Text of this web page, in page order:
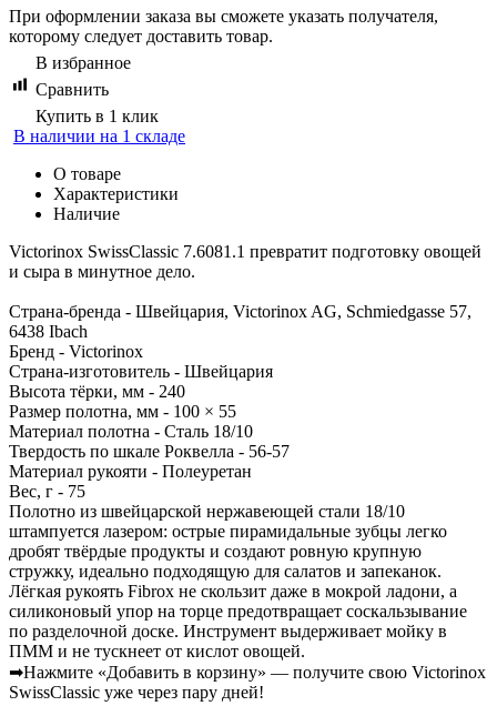
При оформлении заказа вы сможете указать получателя,
которому следует доставить товар.
В избранное
Сравнить
Купить в 1 клик
В наличии на 1 складе
О товаре
Характеристики
Наличие
Victorinox SwissClassic 7.6081.1 превратит подготовку овощей
и сыра в минутное дело.
Страна-бренда - Швейцария, Victorinox AG, Schmiedgasse 57,
6438 Ibach
Бренд - Victorinox
Страна-изготовитель - Швейцария
Высота тёрки, мм - 240
Размер полотна, мм - 100 × 55
Материал полотна - Сталь 18/10
Твердость по шкале Роквелла - 56-57
Материал рукояти - Полеуретан
Вес, г - 75
Полотно из швейцарской нержавеющей стали 18/10
штампуется лазером: острые пирамидальные зубцы легко
дробят твёрдые продукты и создают ровную крупную
стружку, идеально подходящую для салатов и запеканок.
Лёгкая рукоять Fibrox не скользит даже в мокрой ладони, а
силиконовый упор на торце предотвращает соскальзывание
по разделочной доске. Инструмент выдерживает мойку в
ПММ и не тускнеет от кислот овощей.
➡Нажмите «Добавить в корзину» — получите свою Victorinox
SwissClassic уже через пару дней!